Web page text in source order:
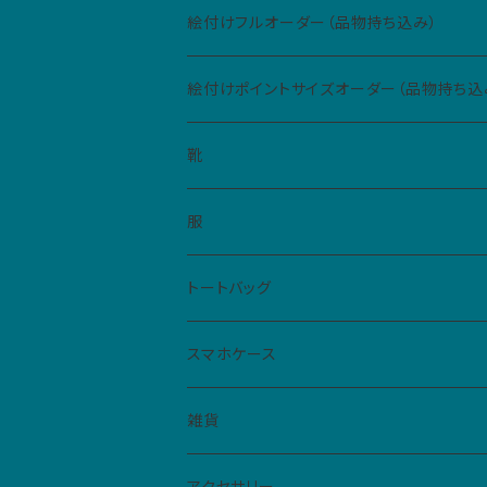
絵付けフルオーダー（品物持ち込み）
絵付けポイントサイズオーダー（品物持ち込
Sサイズ（5cm四方、2カ所まで）
Mサイズ（10cm四方、1カ所）
靴
レディース
ハイカットスニーカー
スリッポン
メンズ
ベビー・キッズ
服
Tシャツ
男女共用S
男女共用M
シャツ
レディースM
レディースL
トートバッグ
スマホケース
iPhone
クリアケース
雑貨